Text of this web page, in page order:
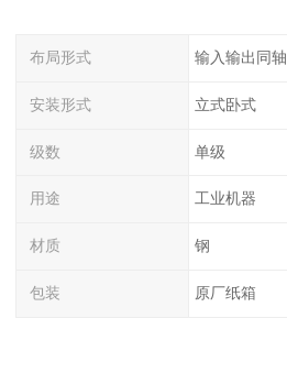
布局形式 输入输出同轴
安装形式 立式卧式
级数 单级
用途 工业机器
材质 钢
包装 原厂纸箱